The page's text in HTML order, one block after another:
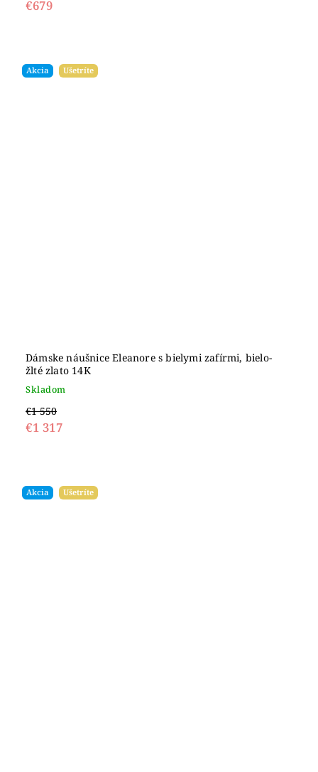
€679
Akcia Ušetríte
Dámske náušnice Eleanore s bielymi zafírmi, bielo-
žlté zlato 14K
Skladom
€1 550
€1 317
Akcia Ušetríte